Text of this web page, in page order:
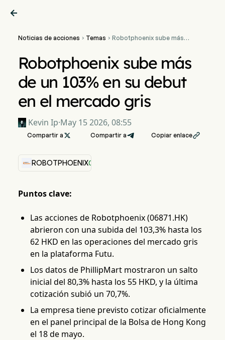

Noticias de acciones  Temas  Robotphoenix sube más
Robotphoenix sube más
de un 103% en su debut
en el mercado gris
Kevin Ip·May 15 2026, 08:55
Compartir a  Compartir a Copiar enlace
ROBOTPHOENIX0.00%
Puntos clave:
Las acciones de Robotphoenix (06871.HK)
abrieron con una subida del 103,3% hasta los
62 HKD en las operaciones del mercado gris
en la plataforma Futu.
Los datos de PhillipMart mostraron un salto
inicial del 80,3% hasta los 55 HKD, y la última
cotización subió un 70,7%.
La empresa tiene previsto cotizar oficialmente
en el panel principal de la Bolsa de Hong Kong
el 18 de mayo.